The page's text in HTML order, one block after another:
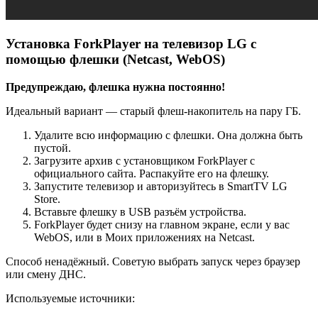
Установка ForkPlayer на телевизор LG с
помощью флешки (Netcast, WebOS)
Предупреждаю, флешка нужна постоянно!
Идеальный вариант — старый флеш-накопитель на пару ГБ.
Удалите всю информацию с флешки. Она должна быть
пустой.
Загрузите архив с установщиком ForkPlayer с
официального сайта. Распакуйте его на флешку.
Запустите телевизор и авторизуйтесь в SmartTV LG
Store.
Вставьте флешку в USB разъём устройства.
ForkPlayer будет снизу на главном экране, если у вас
WebOS, или в Моих приложениях на Netcast.
Способ ненадёжный. Советую выбрать запуск через браузер
или смену ДНС.
Используемые источники: